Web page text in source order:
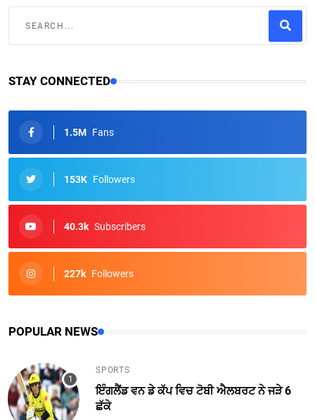
STAY CONNECTED
1.5M Fans
153K Followers
40.3k Subscribers
227k Followers
POPULAR NEWS
SPORTS
ਇੰਗਲੈਂਡ ਵਨ ਡੇ ਕੱਪ ਵਿਚ ਟੋਬੀ ਐਲਬਰਟ ਨੇ ਜੜੇ 6
ਛੱਕੇ